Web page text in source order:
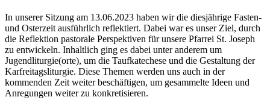
In unserer Sitzung am 13.06.2023 haben wir die diesjährige Fasten-
und Osterzeit ausführlich reflektiert. Dabei war es unser Ziel, durch
die Reflektion pastorale Perspektiven für unsere Pfarrei St. Joseph
zu entwickeln. Inhaltlich ging es dabei unter anderem um
Jugendliturgie(orte), um die Taufkatechese und die Gestaltung der
Karfreitagsliturgie. Diese Themen werden uns auch in der
kommenden Zeit weiter beschäftigen, um gesammelte Ideen und
Anregungen weiter zu konkretisieren.